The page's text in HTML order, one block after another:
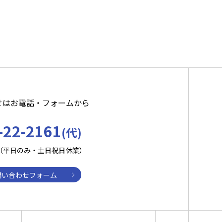
お電話・フォームから
2161(代)
日のみ・土日祝日休業）
合わせフォーム